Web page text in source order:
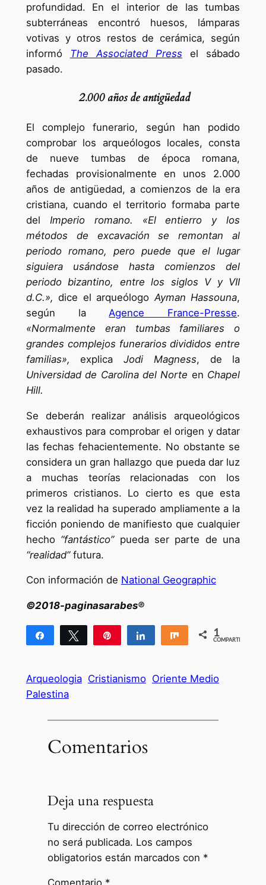
profundidad. En el interior de las tumbas
subterráneas encontró huesos, lámparas
votivas y otros restos de cerámica, según
informó
The Associated Press el sábado
pasado.
2.000 años de antigüedad
El complejo funerario, según han podido
comprobar los arqueólogos locales, consta
de nueve tumbas de época romana,
fechadas provisionalmente en unos 2.000
años de antigüedad, a comienzos de la era
cristiana, cuando el territorio formaba parte
del Imperio romano. «El entierro y los
métodos de excavación se remontan al
periodo romano, pero puede que el lugar
siguiera usándose hasta comienzos del
periodo bizantino, entre los siglos V y VII
d.C.», dice el arqueólogo Ayman Hassouna,
según la Agence France-Presse.
«Normalmente eran tumbas familiares o
grandes complejos funerarios divididos entre
familias», explicaJodi Magness, de la
Universidad de Carolina del Norte en Chapel
Hill.
Se deberán realizar análisis arqueológicos
exhaustivos para comprobar el origen y datar
las fechas fehacientemente. No obstante se
considera un gran hallazgo que pueda dar luz
a muchas teorías relacionadas con los
primeros cristianos. Lo cierto es que esta
vez la realidad ha superado ampliamente a la
ficción poniendo de manifiesto que cualquier
hecho “fantástico”pueda ser parte de una
“realidad”futura.
Con información de National Geographic
©2018-paginasarabes®
Compartir Twittear Compartir Compartir
1
COMPARTIR
Arqueologia Cristianismo Oriente Medio
Palestina
Comentarios
Deja una respuesta
Tu dirección de correo electrónico
no será publicada. Los campos
obligatorios están marcados con *